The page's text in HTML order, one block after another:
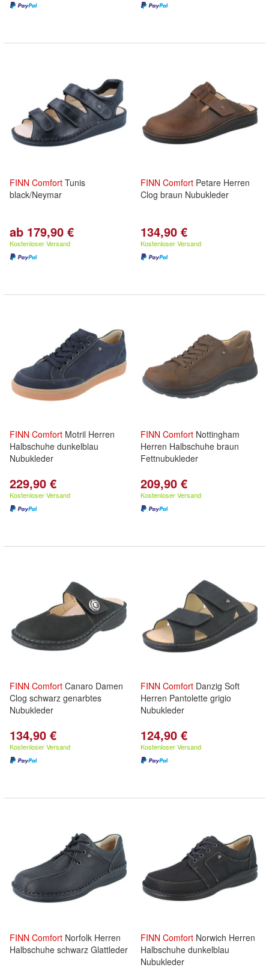
FINN Comfort Tunis
black/Neymar
ab 179,90 €
Kostenloser Versand
FINN Comfort Petare Herren
Clog braun Nubukleder
134,90 €
Kostenloser Versand
FINN Comfort Motril Herren
Halbschuhe dunkelblau
Nubukleder
229,90 €
Kostenloser Versand
FINN Comfort Nottingham
Herren Halbschuhe braun
Fettnubukleder
209,90 €
Kostenloser Versand
FINN Comfort Canaro Damen
Clog schwarz genarbtes
Nubukleder
134,90 €
Kostenloser Versand
FINN Comfort Danzig Soft
Herren Pantolette grigio
Nubukleder
124,90 €
Kostenloser Versand
FINN Comfort Norfolk Herren
Halbschuhe schwarz Glattleder
FINN Comfort Norwich Herren
Halbschuhe dunkelblau
Nubukleder